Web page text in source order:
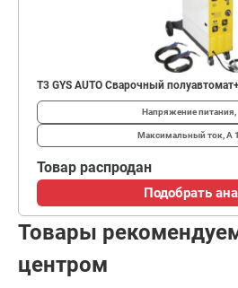
T3 GYS AUTO Сварочный
Напряжение питания,
Максимальный ток, А
Товар распродан
Подобрать
Товары
центром